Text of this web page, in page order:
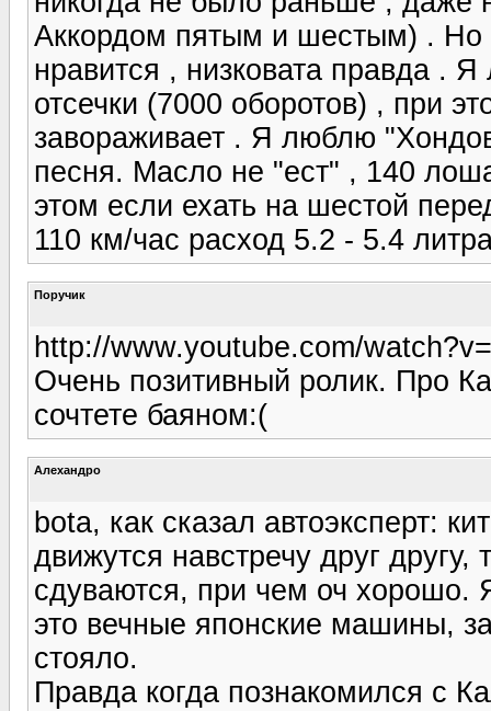
Аккордом пятым и шестым) .
нравится , низковата правда .
отсечки (7000 оборотов) , при
завораживает . Я люблю
песня. Масло не "ест" , 140
этом если ехать на шестой
110 км/час расход 5.2 - 5.4
Поручик
http://www.youtube.com/
Очень позитивный ролик. Про
сочтете баяном:(
Алехандро
bota, как сказал автоэксперт:
движутся навстречу друг
сдуваются, при чем оч хорошо.
это вечные японские машины,
стояло.
Правда когда познакомился с